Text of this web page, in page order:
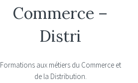
Commerce –
Distri
Formations aux métiers du Commerce et
de la Distribution.